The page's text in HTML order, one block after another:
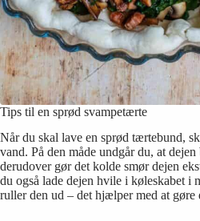
Tips til en sprød svampetærte
Når du skal lave en sprød tærtebund,
vand. På den måde undgår du, at
derudover gør det kolde smør dejen
du også lade dejen hvile i køleskabet i
ruller den ud – det hjælper med at gøre